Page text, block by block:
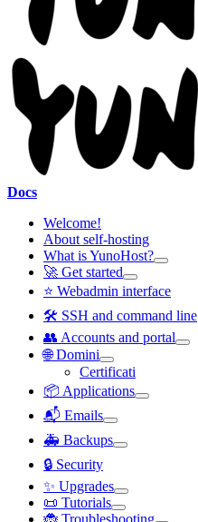
Docs
Welcome!
About self-hosting
What is YunoHost?
🚀 Get started
⭐ Webadmin interface
🛠️ SSH and command line
👥 Accounts and portal
🌐 Domini
Certificati
📦 Applications
📬 Emails
🚑 Backups
🔒 Security
✨ Upgrades
📜 Tutorials
🐞 Troubleshooting